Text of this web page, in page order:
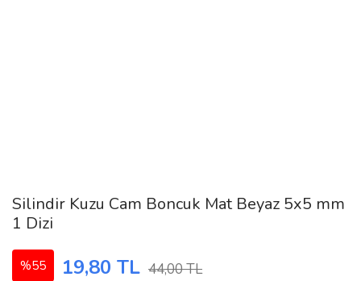
Silindir Kuzu Cam Boncuk Mat Beyaz 5x5 mm
1 Dizi
%55 19,80 TL 44,00 TL